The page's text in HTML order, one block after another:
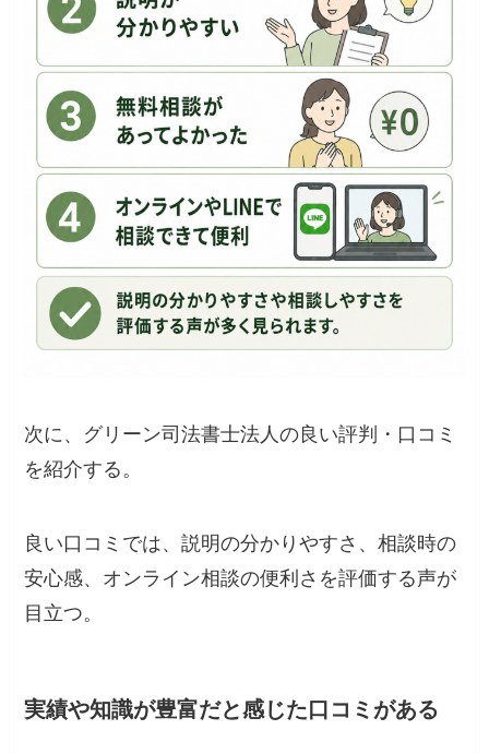
次に、グリーン司法書士法人の良い評判・口コミ
を紹介する。
良い口コミでは、説明の分かりやすさ、相談時の
安心感、オンライン相談の便利さを評価する声が
目立つ。
実績や知識が豊富だと感じた口コミがある